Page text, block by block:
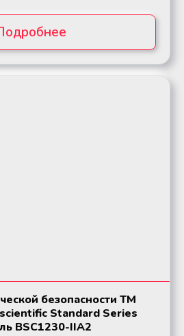
безопасности ТМ
scientific Standard Series
BSC1230-IIA2